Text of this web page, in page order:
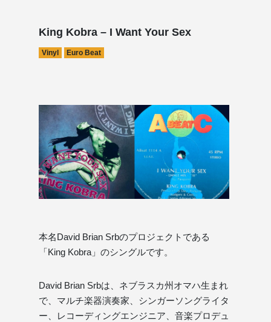
King Kobra – I Want Your Sex
Vinyl Euro Beat
本名David Brian Srbのプロジェクトである
「King Kobra」のシングルです。
David Brian Srbは、ネブラスカ州オマハ生まれ
で、マルチ楽器演奏家、シンガーソングライタ
ー、レコーディングエンジニア、音楽プロデュ